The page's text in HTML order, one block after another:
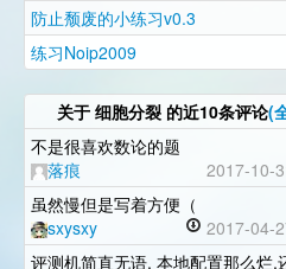
防止颓废的小练习v0.3
练习Noip2009
关于 细胞分裂 的近10条评论(
不是很喜欢数论的题
落痕
2017-10-
虽然慢但是写着方便（
sxysxy
2017-04-
评测机简直无语, 本地配置那么烂,